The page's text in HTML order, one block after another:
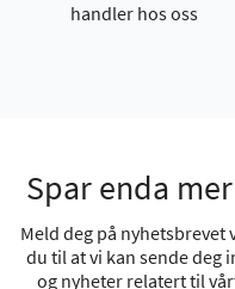
handler hos oss
Spar enda
Meld deg på nyhetsbrevet
du til at vi kan sende
og nyheter relatert til